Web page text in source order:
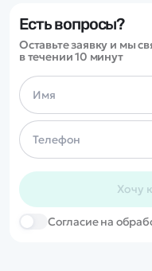
Есть вопросы?
Оставьте заявку и мы
в течении 10 минут
Хочу
Cогласие на